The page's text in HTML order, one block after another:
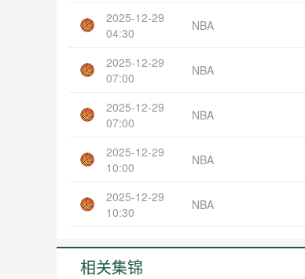
2025-12-29
04:30
NBA
2025-12-29
07:00
NBA
2025-12-29
07:00
NBA
2025-12-29
10:00
NBA
2025-12-29
10:30
NBA
相关集锦